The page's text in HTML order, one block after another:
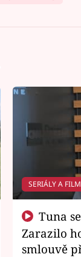
SERIÁLY A
Zarazilo
smlouvě